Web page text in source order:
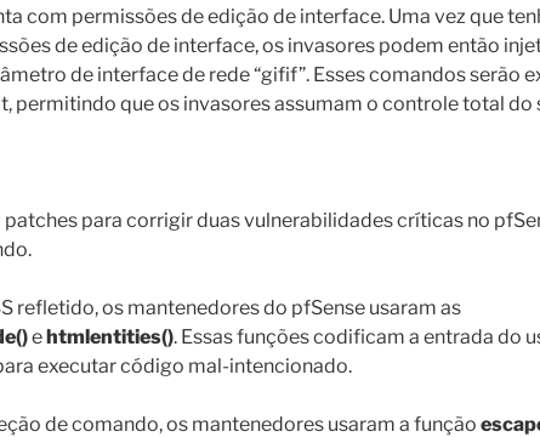
com permissões de edição de interface. Uma vez que
de edição de interface, os invasores podem então
de interface de rede “gifif”. Esses comandos serão
permitindo que os invasores assumam o controle total do
para corrigir duas vulnerabilidades críticas no
refletido, os mantenedores do pfSense usaram as
ehtmlentities(). Essas funções codificam a entrada do
executar código mal-intencionado.
de comando, os mantenedores usaram a função